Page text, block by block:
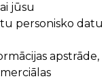
jūsu
personisko datu
apstrāde,